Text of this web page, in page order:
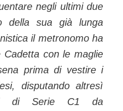
negli ultimi due
della sua già lunga
il metronomo ha
Cadetta con le maglie
prima di vestire i
disputando altresì
di Serie C1 da